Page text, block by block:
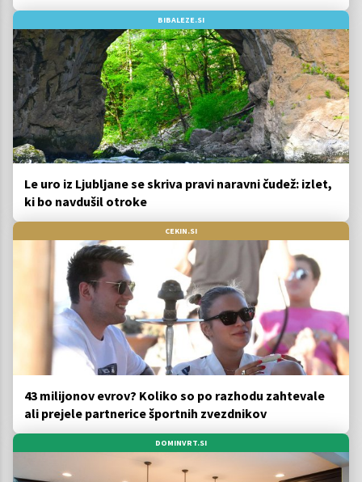
BIBALEZE.SI
Le uro iz Ljubljane se skriva pravi naravni čudež: izlet,
ki bo navdušil otroke
CEKIN.SI
43 milijonov evrov? Koliko so po razhodu zahtevale
ali prejele partnerice športnih zvezdnikov
DOMINVRT.SI